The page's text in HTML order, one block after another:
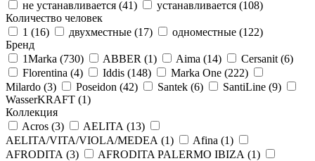
не устанавливается (41) устанавливается (108)
Количество человек
1 (16) двухместные (17) одноместные (122)
Бренд
1Marka (730) ABBER (1) Aima (14) Cersanit (6)
Florentina (4) Iddis (148) Marka One (222)
Milardo (3) Poseidon (42) Santek (6) SantiLine (9)
WasserKRAFT (1)
Коллекция
Acros (3) AELITA (13)
AELITA/VITA/VIOLA/MEDEA (1) Afina (1)
AFRODITA (3) AFRODITA PALERMO IBIZA (1)